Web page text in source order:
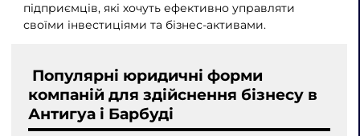
підприємців, які хочуть ефективно управляти
своїми інвестиціями та бізнес-активами.
Популярні юридичні форми
компаній для здійснення бізнесу в
Антигуа і Барбуді